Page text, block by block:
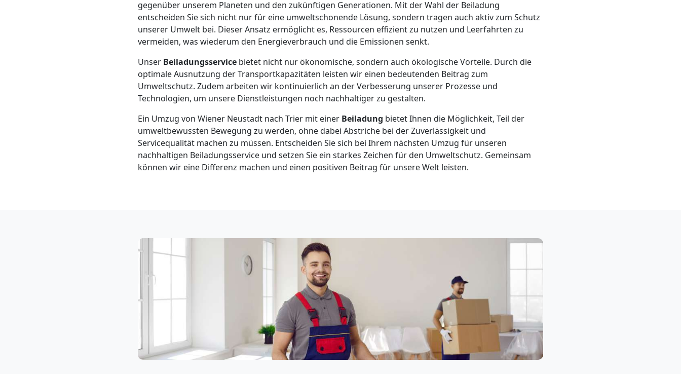
gegenüber unserem Planeten und den zukünftigen Generationen. Mit der Wahl der Beiladung
entscheiden Sie sich nicht nur für eine umweltschonende Lösung, sondern tragen auch aktiv zum Schutz
unserer Umwelt bei. Dieser Ansatz ermöglicht es, Ressourcen effizient zu nutzen und Leerfahrten zu
vermeiden, was wiederum den Energieverbrauch und die Emissionen senkt.
Unser Beiladungsservice bietet nicht nur ökonomische, sondern auch ökologische Vorteile. Durch die
optimale Ausnutzung der Transportkapazitäten leisten wir einen bedeutenden Beitrag zum
Umweltschutz. Zudem arbeiten wir kontinuierlich an der Verbesserung unserer Prozesse und
Technologien, um unsere Dienstleistungen noch nachhaltiger zu gestalten.
Ein Umzug von Wiener Neustadt nach Trier mit einer Beiladung bietet Ihnen die Möglichkeit, Teil der
umweltbewussten Bewegung zu werden, ohne dabei Abstriche bei der Zuverlässigkeit und
Servicequalität machen zu müssen. Entscheiden Sie sich bei Ihrem nächsten Umzug für unseren
nachhaltigen Beiladungsservice und setzen Sie ein starkes Zeichen für den Umweltschutz. Gemeinsam
können wir eine Differenz machen und einen positiven Beitrag für unsere Welt leisten.